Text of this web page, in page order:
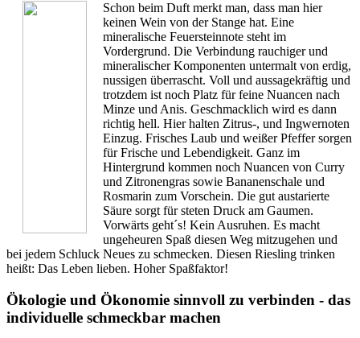
Schon beim Duft merkt man, dass man hier
keinen Wein von der Stange hat. Eine
mineralische Feuersteinnote steht im
Vordergrund. Die Verbindung rauchiger und
mineralischer Komponenten untermalt von erdig,
nussigen überrascht. Voll und aussagekräftig und
trotzdem ist noch Platz für feine Nuancen nach
Minze und Anis. Geschmacklich wird es dann
richtig hell. Hier halten Zitrus-, und Ingwernoten
Einzug. Frisches Laub und weißer Pfeffer sorgen
für Frische und Lebendigkeit. Ganz im
Hintergrund kommen noch Nuancen von Curry
und Zitronengras sowie Bananenschale und
Rosmarin zum Vorschein. Die gut austarierte
Säure sorgt für steten Druck am Gaumen.
Vorwärts geht´s! Kein Ausruhen. Es macht
ungeheuren Spaß diesen Weg mitzugehen und
bei jedem Schluck Neues zu schmecken. Diesen Riesling trinken
heißt: Das Leben lieben. Hoher Spaßfaktor!
Ökologie und Ökonomie sinnvoll zu verbinden - das
individuelle schmeckbar machen